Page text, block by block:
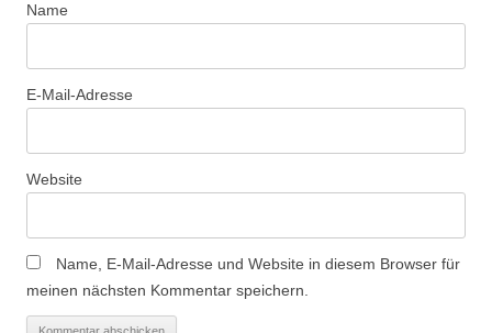
Name
E-Mail-Adresse
Website
Name, E-Mail-Adresse und Website in diesem Browser für
meinen nächsten Kommentar speichern.